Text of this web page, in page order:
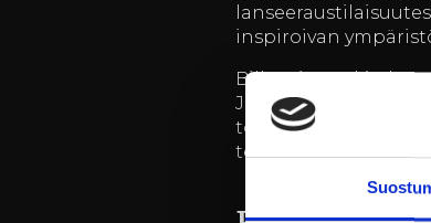
inspiroivan
Billnäsin ruukin
Järjestäessäsi
toteutettu. Olipa
tehtävämme on